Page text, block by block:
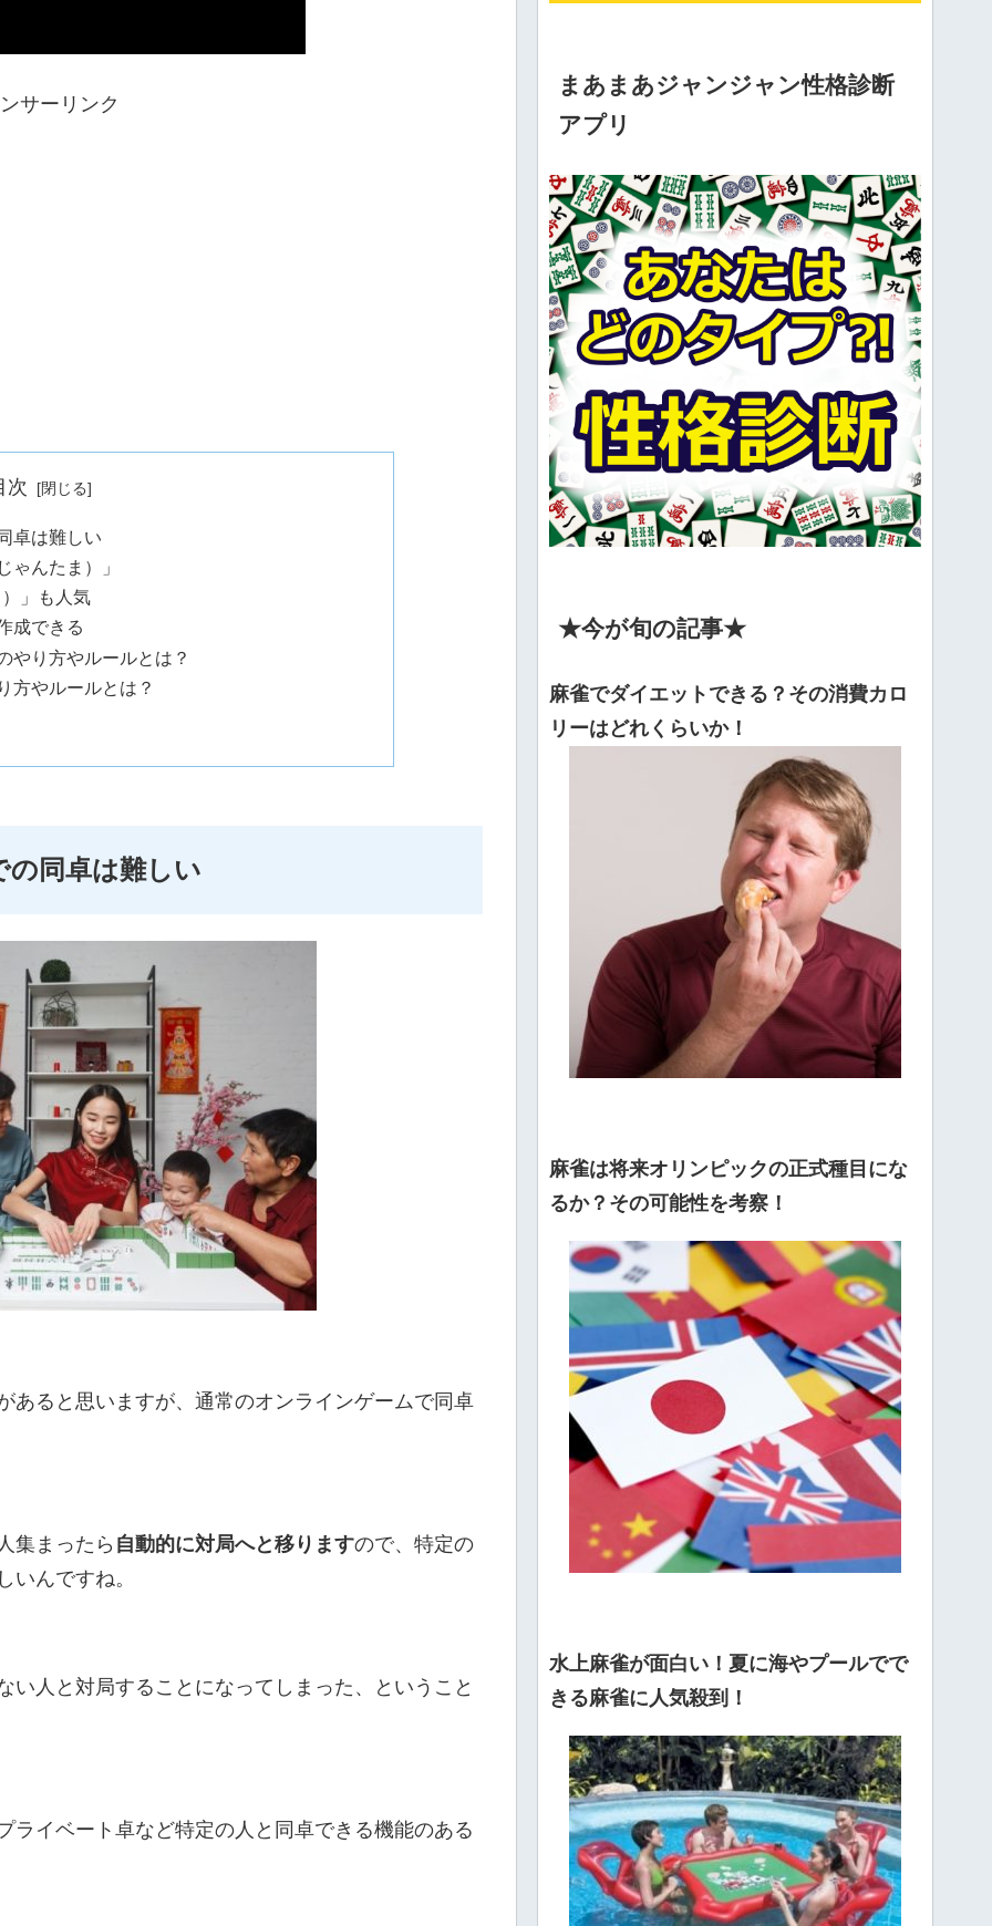
サーリンク
次
卓は難しい
ゃんたま）」
」も人気
成できる
やり方やルールとは？
方やルールとは？
の同卓は難しい
あると思いますが、通常のオンラインゲームで同卓
集まったら 自動的に対局へと移りますので、特定の
いんですね。
人と対局することになってしまった、ということ
ライベート卓など特定の人と同卓できる機能のある
まあまあジャンジャン性格診断
アプリ
★今が旬の記事★
麻雀でダイエットできる？その消費カロ
リーはどれくらいか！
麻雀は将来オリンピックの正式種目にな
るか？その可能性を考察！
水上麻雀が面白い！夏に海やプールでで
きる麻雀に人気殺到！